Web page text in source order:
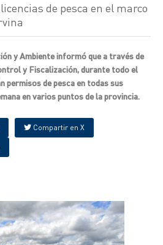
de pesca en el marco
y Ambiente informó que a través de
y Fiscalización, durante todo el
permisos de pesca en todas sus
en varios puntos de la provincia.
Compartir en X